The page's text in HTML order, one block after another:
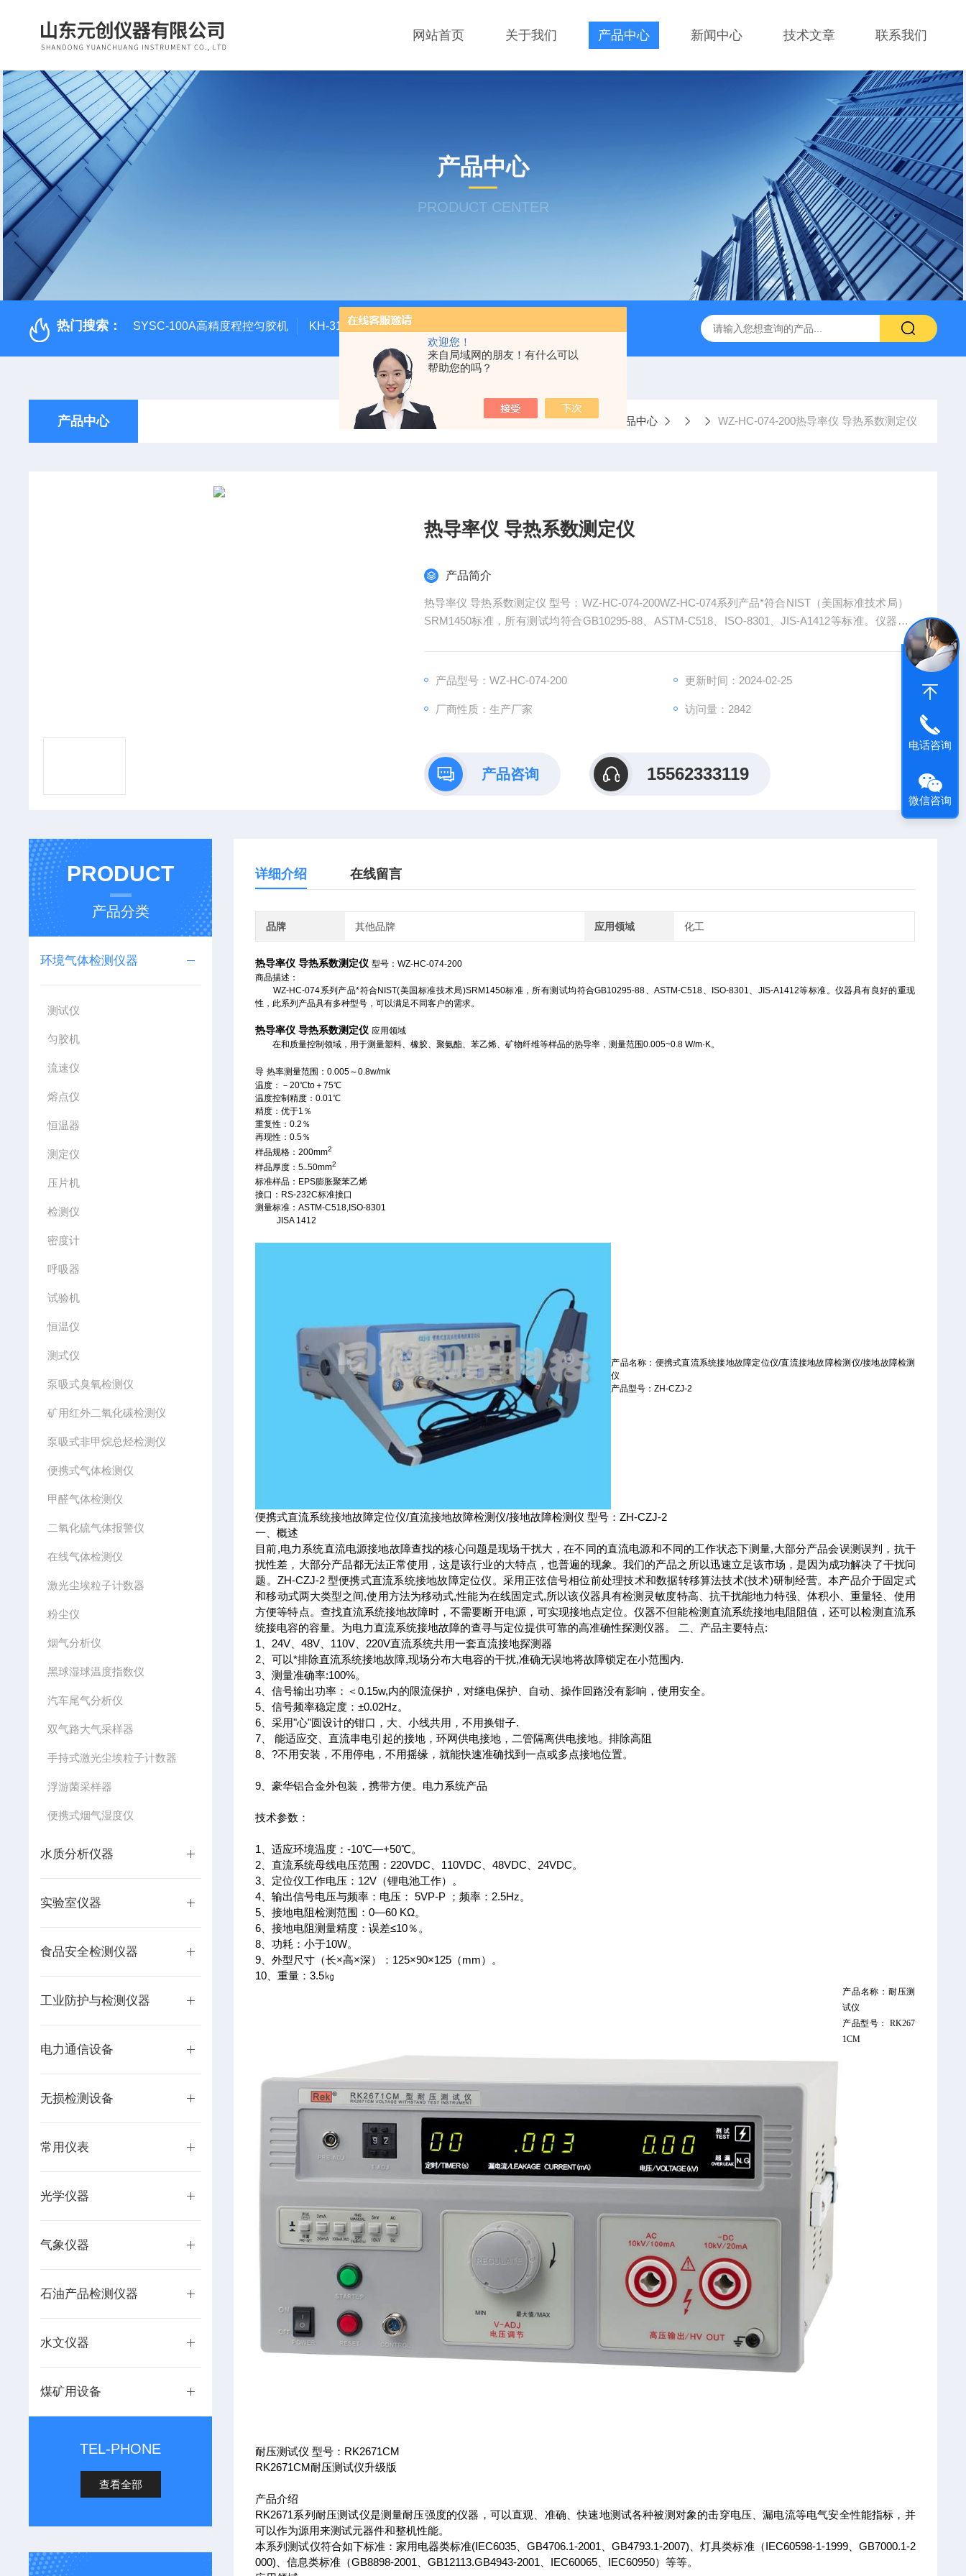
欢迎您！
来自局域网的朋友！有什么可以
帮助您的吗？
网站首页 关于我们 产品中心 新闻中心 技术文章 联系我们
产品中心
PRODUCT CENTER
热门搜索： SYSC-100A高精度程控匀胶机 KH-3100新型全能型薄层色谱扫描仪 CS-300轨道式摇床 JKG-203新型冷原子吸收测汞仪
产品中心 当前位置：首页 产品中心 WZ-HC-074-200热导率仪 导热系数测定仪
热导率仪 导热系数测定仪
产品简介
热导率仪 导热系数测定仪 型号：WZ-HC-074-200WZ-HC-074系列产品*符合NIST（美国标准技术局）
SRM1450标准，所有测试均符合GB10295-88、ASTM-C518、ISO-8301、JIS-A1412等标准。仪器具
产品型号：WZ-HC-074-200 更新时间：2024-02-25
厂商性质：生产厂家 访问量：2842
产品咨询 15562333119
PRODUCT
产品分类
环境气体检测仪器
测试仪
匀胶机
流速仪
熔点仪
恒温器
测定仪
压片机
检测仪
密度计
呼吸器
试验机
恒温仪
测式仪
泵吸式臭氧检测仪
矿用红外二氧化碳检测仪
泵吸式非甲烷总烃检测仪
便携式气体检测仪
甲醛气体检测仪
二氧化硫气体报警仪
在线气体检测仪
激光尘埃粒子计数器
粉尘仪
烟气分析仪
黑球湿球温度指数仪
汽车尾气分析仪
双气路大气采样器
手持式激光尘埃粒子计数器
浮游菌采样器
便携式烟气湿度仪
水质分析仪器
实验室仪器
食品安全检测仪器
工业防护与检测仪器
电力通信设备
无损检测设备
常用仪表
光学仪器
气象仪器
石油产品检测仪器
水文仪器
煤矿用设备
TEL-PHONE
查看全部
详细介绍 在线留言
品牌 其他品牌 应用领域 化工
热导率仪 导热系数测定仪 型号：WZ-HC-074-200
商品描述：
WZ-HC-074系列产品*符合NIST(美国标准技术局)SRM1450标准，所有测试均符合GB10295-88、ASTM-C518、ISO-8301、JIS-A1412等标准。仪器具有良好的重现
性，此系列产品具有多种型号，可以满足不同客户的需求。
热导率仪 导热系数测定仪 应用领域
在和质量控制领域，用于测量塑料、橡胶、聚氨酯、苯乙烯、矿物纤维等样品的热导率，测量范围0.005~0.8 W/m·K。
导 热率测量范围：0.005～0.8w/mk
温度：－20℃to＋75℃
温度控制精度：0.01℃
精度：优于1％
重复性：0.2％
再现性：0.5％
样品规格：200mm2
样品厚度：5~50mm2
标准样品：EPS膨胀聚苯乙烯
接口：RS-232C标准接口
测量标准：ASTM-C518,ISO-8301
JISA 1412
产品名称：便携式直流系统接地故障定位仪/直流接地故障检测仪/接地故障检测
仪
产品型号：ZH-CZJ-2
便携式直流系统接地故障定位仪/直流接地故障检测仪/接地故障检测仪 型号：ZH-CZJ-2
一、概述
目前,电力系统直流电源接地故障查找的核心问题是现场干扰大，在不同的直流电源和不同的工作状态下测量,大部分产品会误测误判，抗干
扰性差，大部分产品都无法正常使用，这是该行业的大特点，也普遍的现象。我们的产品之所以迅速立足该市场，是因为成功解决了干扰问
题。ZH-CZJ-2 型便携式直流系统接地故障定位仪。采用正弦信号相位前处理技术和数据转移算法技术(技术)研制经营。本产品介于固定式
和移动式两大类型之间,使用方法为移动式,性能为在线固定式,所以该仪器具有检测灵敏度特高、抗干扰能地力特强、体积小、重量轻、使用
方便等特点。查找直流系统接地故障时，不需要断开电源，可实现接地点定位。仪器不但能检测直流系统接地电阻阻值，还可以检测直流系
统接电容的容量。为电力直流系统接地故障的查寻与定位提供可靠的高准确性探测仪器。 二、产品主要特点:
1、24V、48V、110V、220V直流系统共用一套直流接地探测器
2、可以*排除直流系统接地故障,现场分布大电容的干扰,准确无误地将故障锁定在小范围内.
3、测量准确率:100%。
4、信号输出功率：＜0.15w,内的限流保护，对继电保护、自动、操作回路没有影响，使用安全。
5、信号频率稳定度：±0.02Hz。
6、采用"心"圆设计的钳口，大、小线共用，不用换钳子.
7、 能适应交、直流串电引起的接地，环网供电接地，二管隔离供电接地。排除高阻
8、?不用安装，不用停电，不用摇缘，就能快速准确找到一点或多点接地位置。
9、豪华铝合金外包装，携带方便。电力系统产品
技术参数：
1、适应环境温度：-10℃—+50℃。
2、直流系统母线电压范围：220VDC、110VDC、48VDC、24VDC。
3、定位仪工作电压：12V（锂电池工作）。
4、输出信号电压与频率：电压： 5VP-P ；频率：2.5Hz。
5、接地电阻检测范围：0—60 KΩ。
6、接地电阻测量精度：误差≤10％。
8、功耗：小于10W。
9、外型尺寸（长×高×深）：125×90×125（mm）。
10、重量：3.5㎏
产品名称：耐压测
试仪
产品型号： RK267
1CM
耐压测试仪 型号：RK2671CM
RK2671CM耐压测试仪升级版
产品介绍
RK2671系列耐压测试仪是测量耐压强度的仪器，可以直观、准确、快速地测试各种被测对象的击穿电压、漏电流等电气安全性能指标，并
可以作为源用来测试元器件和整机性能。
本系列测试仪符合如下标准：家用电器类标准(IEC6035、GB4706.1-2001、GB4793.1-2007)、灯具类标准（IEC60598-1-1999、GB7000.1-2
000)、信息类标准（GB8898-2001、GB12113.GB4943-2001、IEC60065、IEC60950）等等。
电话咨询
微信咨询